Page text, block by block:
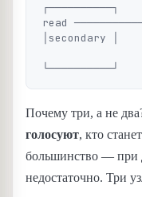
┌──────────┐
read
│secondary │
Почему три, а не
голосуют, кто
большинство — при
недостаточно. Три